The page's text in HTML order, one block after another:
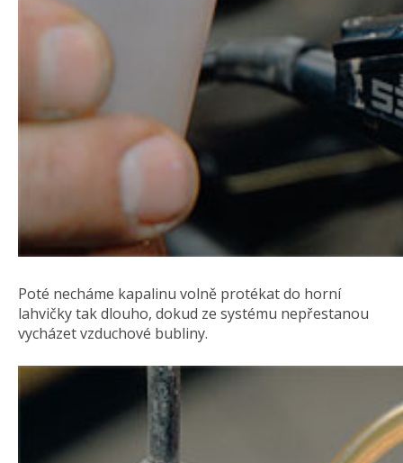
Poté necháme kapalinu volně protékat do horní
lahvičky tak dlouho, dokud ze systému nepřestanou
vycházet vzduchové bubliny.